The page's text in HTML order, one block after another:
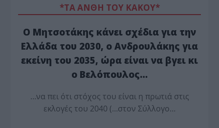
*ΤΑ ΆΝΘΗ ΤΟΥ ΚΑΚΟΎ*
Ο Μητσοτάκης κάνει σχέδια για την
Ελλάδα του 2030, ο Ανδρουλάκης για
εκείνη του 2035, ώρα είναι να βγει κι
ο Βελόπουλος…
…να πει ότι στόχος του είναι η πρωτιά στις
εκλογές του 2040 (…στον Σύλλογο…